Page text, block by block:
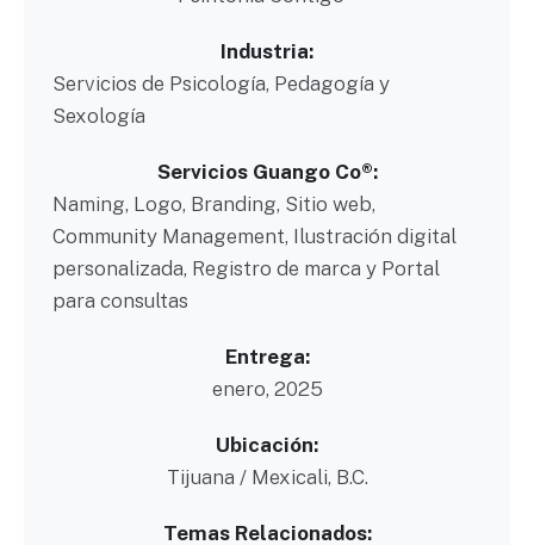
Industria:
Servicios de Psicología, Pedagogía y
Sexología
Servicios Guango Co®:
Naming, Logo, Branding, Sitio web,
Community Management, Ilustración digital
personalizada, Registro de marca y Portal
para consultas
Entrega:
enero, 2025
Ubicación:
Tijuana / Mexicali, B.C.
Temas Relacionados: